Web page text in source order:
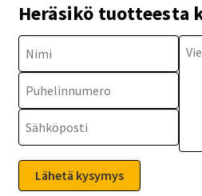
Heräsikö tuotteesta